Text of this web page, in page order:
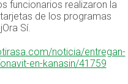
funcionarios realizaron la
de los programas
Sí.
noticia/entregan-
en-kanasin/41759